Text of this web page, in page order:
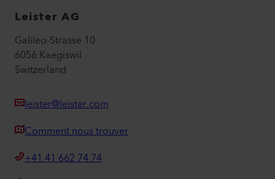
Leister AG
Galileo-Strasse 10
6056 Kaegiswil
Switzerland
leister@leister.com
Comment nous trouver
+41 41 662 74 74